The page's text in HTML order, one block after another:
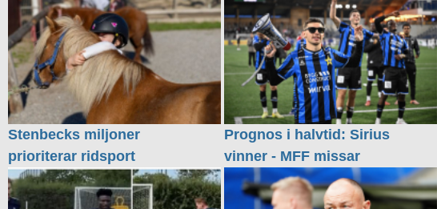
Stenbecks miljoner
prioriterar ridsport
Prognos i halvtid: Sirius
vinner - MFF missar